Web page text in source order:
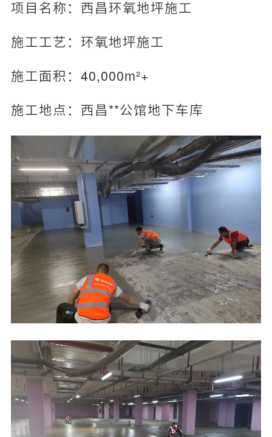
项目名称：西昌环氧地坪施工
施工工艺：环氧地坪施工
施工面积：40,000m²+
施工地点：西昌**公馆地下车库